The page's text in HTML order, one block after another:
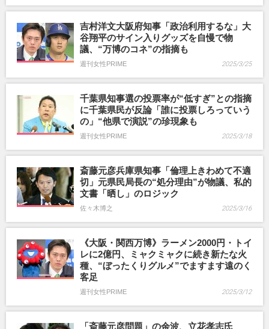
吉村洋文大阪府知事「政治利用するな」大
谷翔平のサイン入りグッズを自慢で物
議、“万博のコネ”の指摘も
週刊女性PRIME 2025/3/25
千葉県知事選の投票率が“低すぎ”との指摘
に千葉県民が反論「誰に投票しろっていう
の」“他県で演説”の珍現象も
週刊女性PRIME 2025/3/18
斎藤元彦兵庫県知事「倫理上きわめて不適
切」元県民局長の“処分理由”が物議、私的
文書「晒し」のロジック
佐々木博之 2025/3/16
《大阪・関西万博》ラーメン2000円・トイ
レに2億円、ミャクミャクに続き新たな火
種、“ぼったくりグルメ”でますます遠のく
客足
週刊女性PRIME 2025/3/12
「斎藤元彦問題」の余波、立花孝志氏